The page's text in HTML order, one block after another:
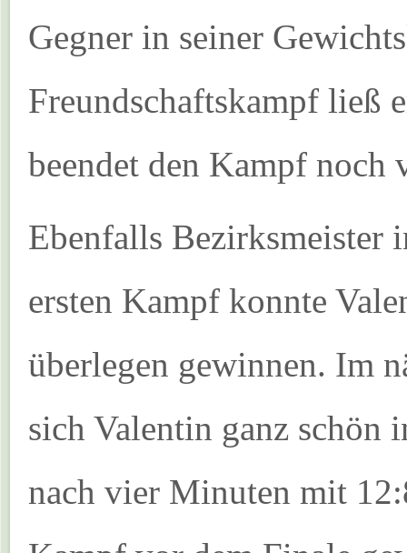
Gegner in seiner
Freundschaftskampf ließ
beendet den Kampf noch
Ebenfalls Bezirksmeister
ersten Kampf konnte
überlegen gewinnen. Im
sich Valentin ganz schön
nach vier Minuten mit